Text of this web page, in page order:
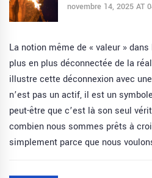
novembre 14, 2025 AT
La notion même de « valeur »
plus en plus déconnectée de la
illustre cette déconnexion avec
n’est pas un actif, il est un
peut-être que c’est là son seul
combien nous sommes prêts à
simplement parce que nous